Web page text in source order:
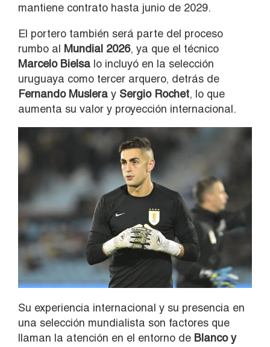
mantiene contrato hasta junio de 2029.
El portero también será parte del proceso
rumbo al Mundial 2026, ya que el técnico
Marcelo Bielsa lo incluyó en la selección
uruguaya como tercer arquero, detrás de
Fernando Muslera y Sergio Rochet, lo que
aumenta su valor y proyección internacional.
Su experiencia internacional y su presencia en
una selección mundialista son factores que
llaman la atención en el entorno de Blanco y